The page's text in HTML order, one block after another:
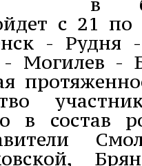
с 21
-
Могилев -
в состав